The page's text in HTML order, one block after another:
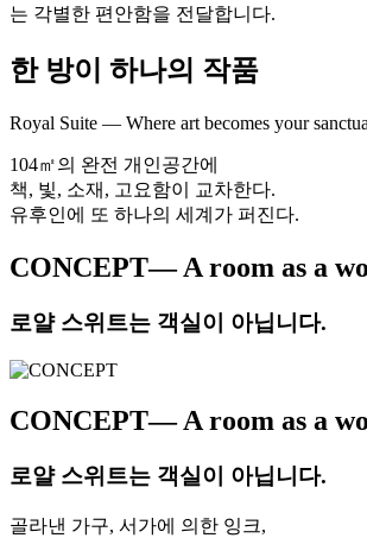
는 각별한 편안함을 전달합니다.
한 방이 하나의 작품
Royal Suite — Where art becomes your
104㎡의 완전 개인공간에
책, 빛, 소재, 고요함이 교차한다.
유후인에 또 하나의 세계가 퍼진다.
CONCEPT— A room as a
로얄 스위트는 객실이 아닙니다.
CONCEPT— A room as a
로얄 스위트는 객실이 아닙니다.
골라낸 가구, 서가에 의한 잉크,